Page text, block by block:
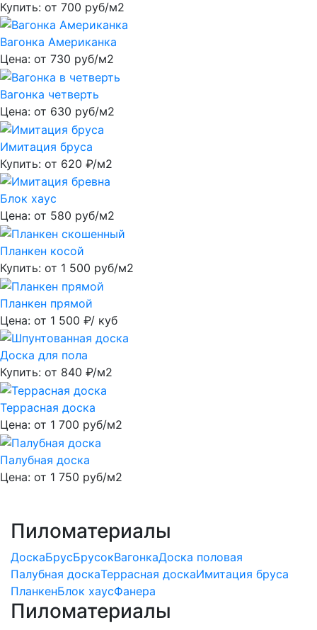
Купить: от 700 руб/м2
Вагонка Американка
Цена: от 730 руб/м2
Вагонка четверть
Цена: от 630 руб/м2
Имитация бруса
Купить: от 620 ₽/м2
Блок хаус
Цена: от 580 руб/м2
Планкен косой
Купить: от 1 500 руб/м2
Планкен прямой
Цена: от 1 500 ₽/ куб
Доска для пола
Купить: от 840 ₽/м2
Террасная доска
Цена: от 1 700 руб/м2
Палубная доска
Цена: от 1 750 руб/м2
Пиломатериалы
ДоскаБрусБрусокВагонкаДоска половая
Палубная доскаТеррасная доскаИмитация бруса
ПланкенБлок хаусФанера
Пиломатериалы